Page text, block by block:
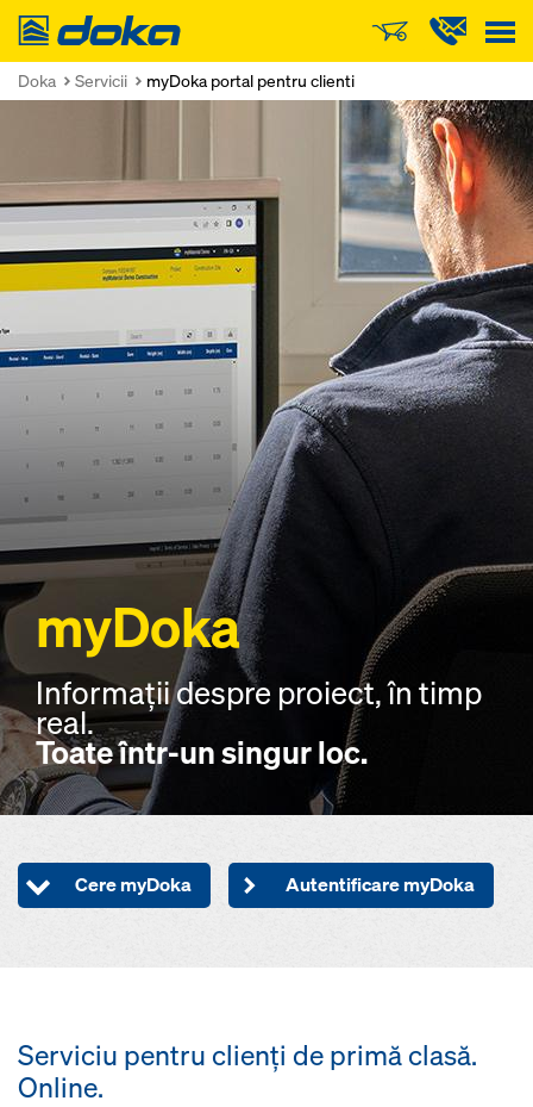
Doka
Doka Servicii myDoka portal pentru clienti
myDoka
Informații despre proiect, în timp
real.
Toate într-un singur loc.
Cere myDoka Autentificare myDoka
Serviciu pentru clienți de primă clasă.
Online.